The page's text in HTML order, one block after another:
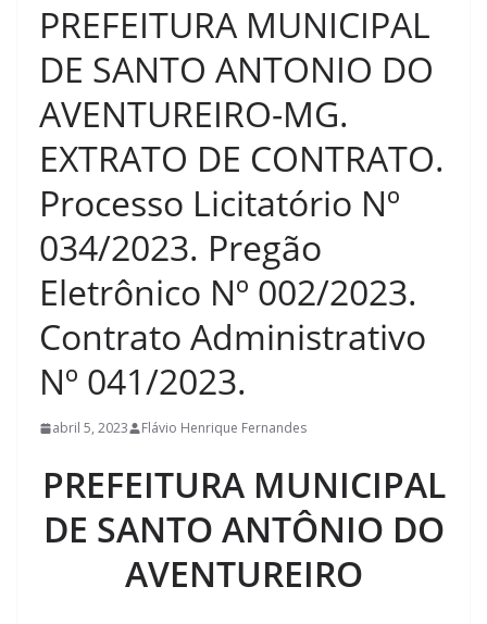
PREFEITURA MUNICIPAL
DE SANTO ANTONIO DO
AVENTUREIRO-MG.
EXTRATO DE CONTRATO.
Processo Licitatório Nº
034/2023. Pregão
Eletrônico Nº 002/2023.
Contrato Administrativo
Nº 041/2023.
abril 5, 2023 Flávio Henrique Fernandes
PREFEITURA MUNICIPAL
DE SANTO ANTÔNIO DO
AVENTUREIRO